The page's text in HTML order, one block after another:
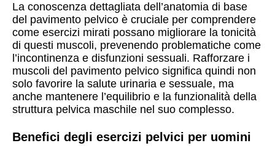
La conoscenza dettagliata dell’anatomia di base
del pavimento pelvico è cruciale per comprendere
come esercizi mirati possano migliorare la tonicità
di questi muscoli, prevenendo problematiche come
l’incontinenza e disfunzioni sessuali. Rafforzare i
muscoli del pavimento pelvico significa quindi non
solo favorire la salute urinaria e sessuale, ma
anche mantenere l’equilibrio e la funzionalità della
struttura pelvica maschile nel suo complesso.
Benefici degli esercizi pelvici per uomini